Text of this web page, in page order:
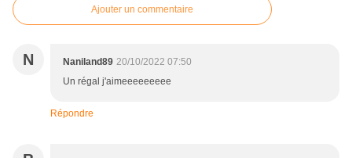
Ajouter un commentaire
N Naniland89 20/10/2022 07:50
Un régal j'aimeeeeeeeee
Répondre